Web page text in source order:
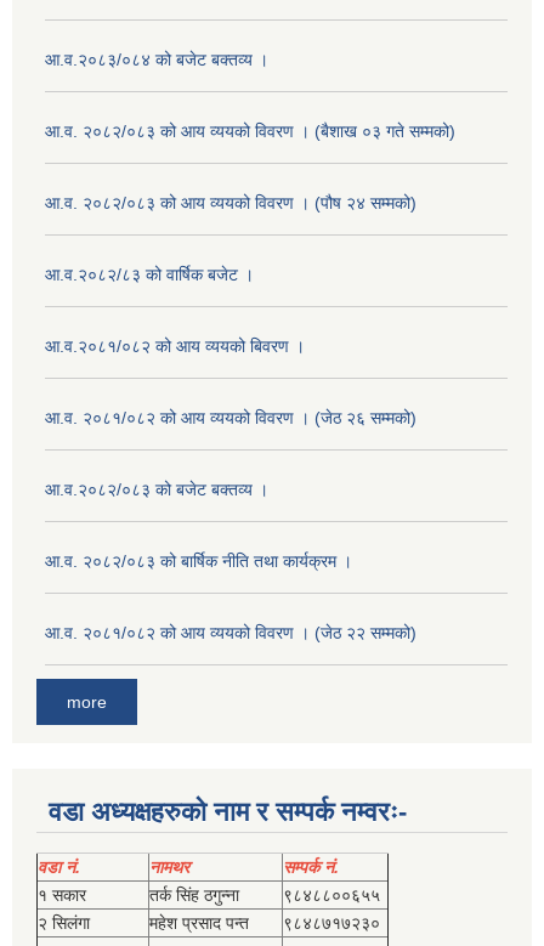
आ.व.२०८३/०८४ को बजेट बक्तव्य ।
आ.व. २०८२/०८३ को आय व्ययको विवरण । (बैशाख ०३ गते सम्मको)
आ.व. २०८२/०८३ को आय व्ययको विवरण । (पौष २४ सम्मको)
आ.व.२०८२/८३ को वार्षिक बजेट ।
आ.व.२०८१/०८२ को आय व्ययको बिवरण ।
आ.व. २०८१/०८२ को आय व्ययको विवरण । (जेठ २६ सम्मको)
आ.व.२०८२/०८३ को बजेट बक्तव्य ।
आ.व. २०८२/०८३ को बार्षिक नीति तथा कार्यक्रम ।
आ.व. २०८१/०८२ को आय व्ययको विवरण । (जेठ २२ सम्मको)
more
वडा अध्यक्षहरुको नाम र सम्पर्क नम्वरः-
वडा नं. नामथर
सम्पर्क नं.
१ सकार
तर्क सिंह ठगुन्‍ना
९८४८८००६५५
२ सिलंगा
महेश प्रसाद पन्त
९८४८७१७२३०